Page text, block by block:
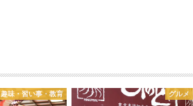
趣味・習い事・教育 グルメ